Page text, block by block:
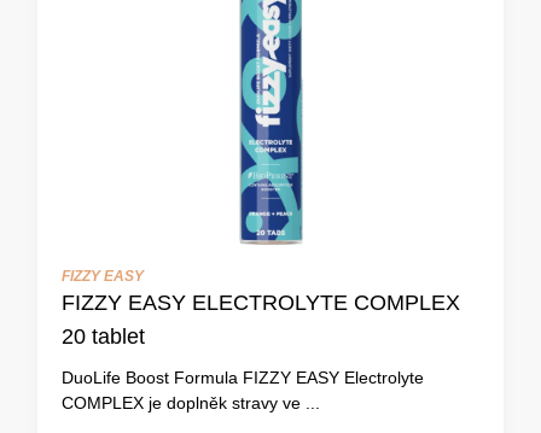
FIZZY EASY
FIZZY EASY ELECTROLYTE COMPLEX
20 tablet
DuoLife Boost Formula FIZZY EASY Electrolyte
COMPLEX je doplněk stravy ve ...